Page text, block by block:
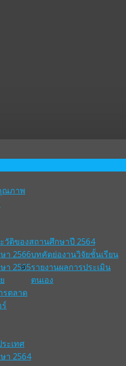
ณภาพ
วัติของสถานศึกษาปี 2564
บทคัดย่องานวิจัยชั้นเรียน
า 2566
า 2565
รตลาด
ะเทศ
า 2564
รายงานผลการประเมิน
ตนเอง